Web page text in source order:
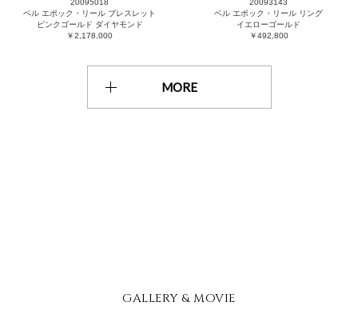
20095018
ベル エポック・リール ブレスレット
ピンクゴールド ダイヤモンド
￥2,178,000
20093143
ベル エポック・リール リング
イエローゴールド
￥492,800
MORE
GALLERY & MOVIE